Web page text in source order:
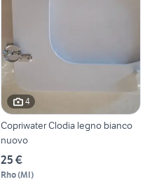
4
Copriwater Clodia legno bianco
nuovo
25 €
Rho(MI)